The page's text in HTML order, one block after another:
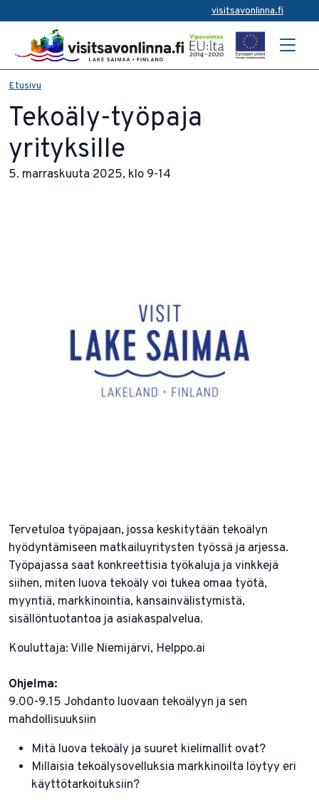
visitsavonlinna.fi
Etusivu
Tekoäly-työpaja
yrityksille
5. marraskuuta 2025, klo 9-14
Tervetuloa työpajaan, jossa keskitytään tekoälyn
hyödyntämiseen matkailuyritysten työssä ja arjessa.
Työpajassa saat konkreettisia työkaluja ja vinkkejä
siihen, miten luova tekoäly voi tukea omaa työtä,
myyntiä, markkinointia, kansainvälistymistä,
sisällöntuotantoa ja asiakaspalvelua.
Kouluttaja: Ville Niemijärvi, Helppo.ai
Ohjelma:
9.00-9.15 Johdanto luovaan tekoälyyn ja sen
mahdollisuuksiin
Mitä luova tekoäly ja suuret kielimallit ovat?
Millaisia tekoälysovelluksia markkinoilta löytyy eri
käyttötarkoituksiin?